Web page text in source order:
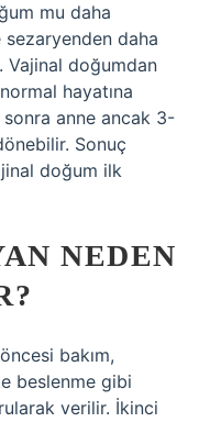
mu daha
daha
doğumdan
hayatına
anne ancak 3-
Sonuç
doğum ilk
NEDEN
bakım,
beslenme gibi
verilir. İkinci